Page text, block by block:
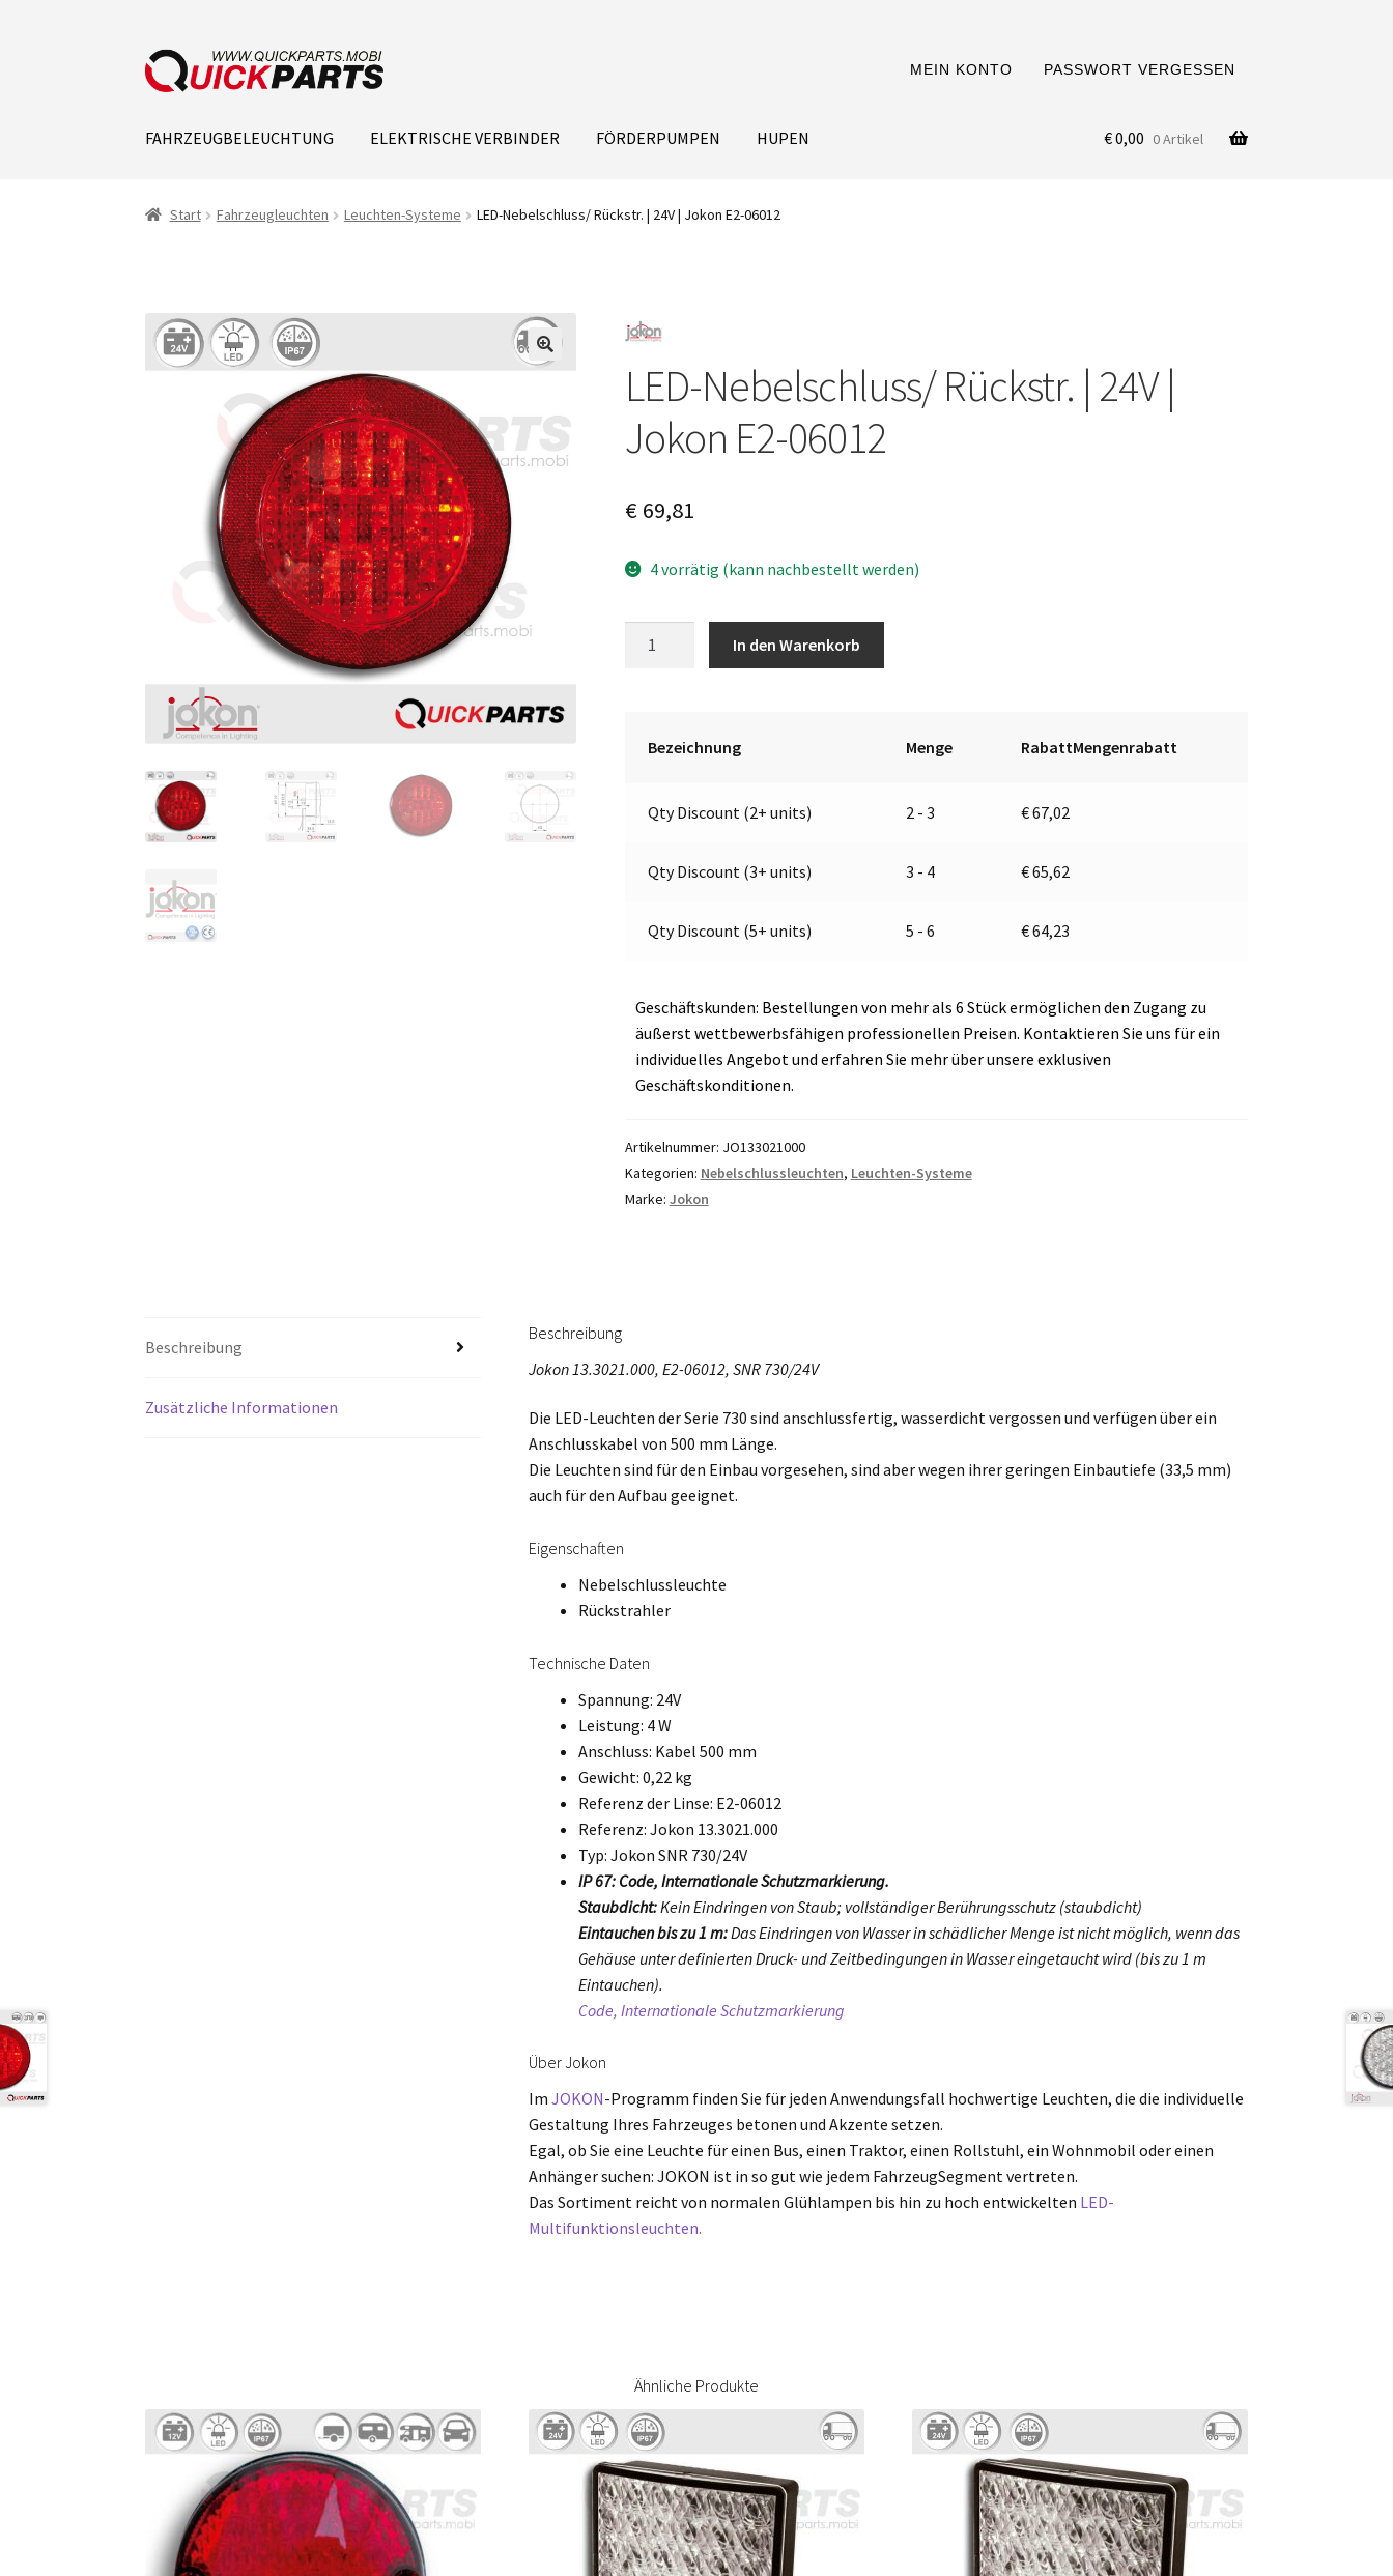
MEIN KONTO PASSWORT VERGESSEN
FAHRZEUGBELEUCHTUNG ELEKTRISCHE VERBINDER FÖRDERPUMPEN HUPEN €0,00 0 Artikel
Start Fahrzeugleuchten Leuchten-Systeme LED-Nebelschluss/ Rückstr. | 24V | Jokon E2-06012
LED-Nebelschluss/ Rückstr. | 24V |
Jokon E2-06012
€69,81
4 vorrätig (kann nachbestellt werden)
Menge
In den Warenkorb
Bezeichnung Menge RabattMengenrabatt
Qty Discount (2+ units) 2 - 3 €67,02
Qty Discount (3+ units) 3 - 4 €65,62
Qty Discount (5+ units) 5 - 6 €64,23
Geschäftskunden: Bestellungen von mehr als 6 Stück ermöglichen den Zugang zu
äußerst wettbewerbsfähigen professionellen Preisen. Kontaktieren Sie uns für ein
individuelles Angebot und erfahren Sie mehr über unsere exklusiven
Geschäftskonditionen.
Artikelnummer: JO133021000
Kategorien: Nebelschlussleuchten, Leuchten-Systeme
Marke: Jokon
Beschreibung
Zusätzliche Informationen
Beschreibung
Jokon 13.3021.000, E2-06012, SNR 730/24V
Die LED-Leuchten der Serie 730 sind anschlussfertig, wasserdicht vergossen und verfügen über ein
Anschlusskabel von 500 mm Länge.
Die Leuchten sind für den Einbau vorgesehen, sind aber wegen ihrer geringen Einbautiefe (33,5 mm)
auch für den Aufbau geeignet.
Eigenschaften
Nebelschlussleuchte
Rückstrahler
Technische Daten
Spannung: 24V
Leistung: 4 W
Anschluss: Kabel 500 mm
Gewicht: 0,22 kg
Referenz der Linse: E2-06012
Referenz: Jokon 13.3021.000
Typ: Jokon SNR 730/24V
IP 67: Code, Internationale Schutzmarkierung.
Staubdicht:Kein Eindringen von Staub; vollständiger Berührungsschutz (staubdicht)
Eintauchen bis zu 1 m:Das Eindringen von Wasser in schädlicher Menge ist nicht möglich, wenn das
Gehäuse unter definierten Druck- und Zeitbedingungen in Wasser eingetaucht wird (bis zu 1 m
Eintauchen).
Code, Internationale Schutzmarkierung
Über Jokon
ImJOKON-Programm finden Sie für jeden Anwendungsfall hochwertige Leuchten, die die individuelle
Gestaltung Ihres Fahrzeuges betonen und Akzente setzen.
Egal, ob Sie eine Leuchte für einen Bus, einen Traktor, einen Rollstuhl, ein Wohnmobil oder einen
Anhänger suchen: JOKON ist in so gut wie jedem FahrzeugSegment vertreten.
Das Sortiment reicht von normalen Glühlampen bis hin zu hoch entwickelten LED-
Multifunktionsleuchten.
Ähnliche Produkte